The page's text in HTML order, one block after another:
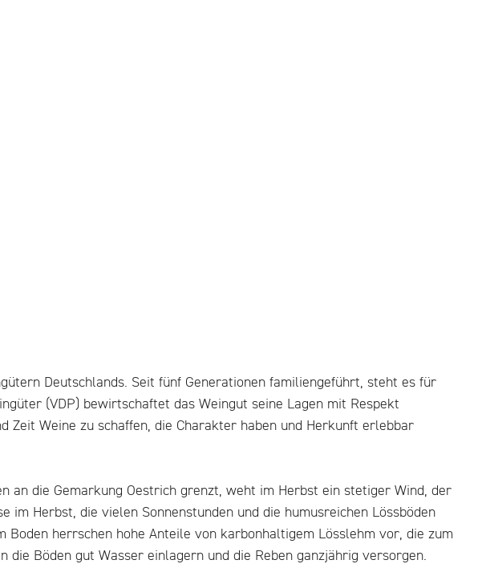
Deutschlands. Seit fünf Generationen familiengeführt, steht es für
(VDP) bewirtschaftet das Weingut seine Lagen mit Respekt
Weine zu schaffen, die Charakter haben und Herkunft erlebbar
an die Gemarkung Oestrich grenzt, weht im Herbst ein stetiger Wind, der
Herbst, die vielen Sonnenstunden und die humusreichen Lössböden
herrschen hohe Anteile von karbonhaltigem Lösslehm vor, die zum
die Böden gut Wasser einlagern und die Reben ganzjährig versorgen.